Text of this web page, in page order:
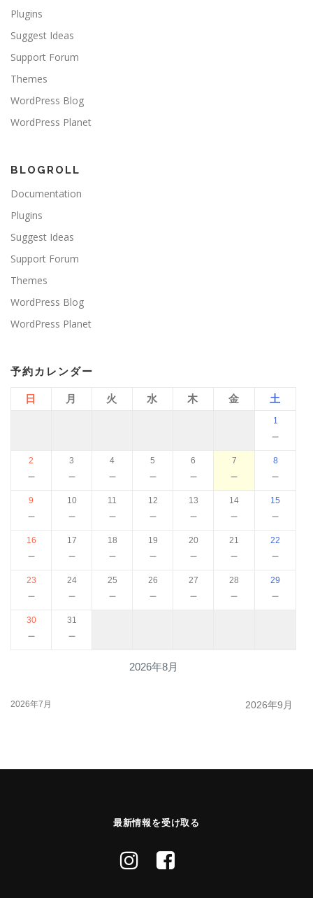
Plugins
Suggest Ideas
Support Forum
Themes
WordPress Blog
WordPress Planet
BLOGROLL
Documentation
Plugins
Suggest Ideas
Support Forum
Themes
WordPress Blog
WordPress Planet
予約カレンダー
2026年8月
日 月 火 水 木 金 土
1
－
2
－
3
－
4
－
5
－
6
－
7
－
8
－
9
－
10
－
11
－
12
－
13
－
14
－
15
－
16
－
17
－
18
－
19
－
20
－
21
－
22
－
23
－
24
－
25
－
26
－
27
－
28
－
29
－
30
－
31
－
2026年7月 2026年9月
最新情報を受け取る